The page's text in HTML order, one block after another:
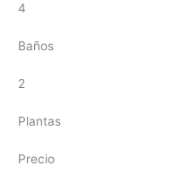
4
Baños
2
Plantas
Precio